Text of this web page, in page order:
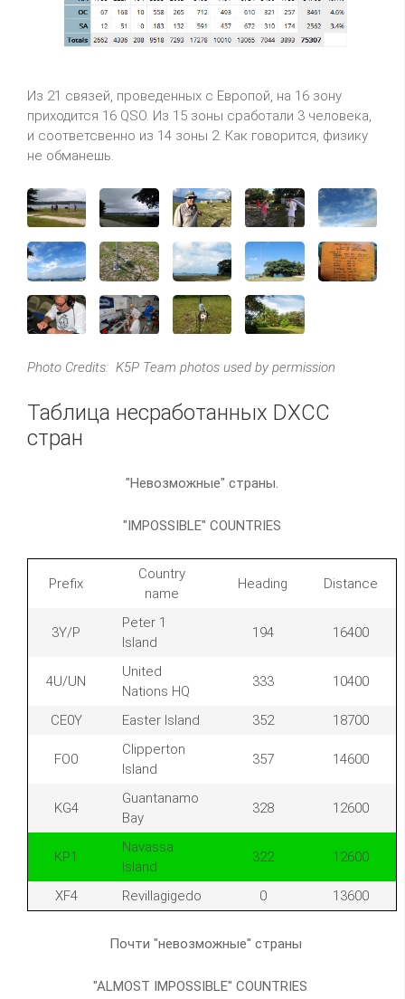
Из 21 связей, проведенных с Европой, на 16 зону
приходится 16 QSO. Из 15 зоны сработали 3 человека,
и соответсвенно из 14 зоны 2. Как говорится, физику
не обманешь.
Photo Credits: K5P Team photos used by permission
Таблица несработанных DXCC
стран
"Невозможные" страны.
"IMPOSSIBLE" COUNTRIES
Prefix
Country
name
Heading Distance
3Y/P
Peter 1
Island
194 16400
4U/UN
United
Nations HQ
333 10400
CE0Y Easter Island 352 18700
FO0
Clipperton
Island
357 14600
KG4
Guantanamo
Bay
328 12600
KP1
Navassa
Island
322 12600
XF4 Revillagigedo 0 13600
Почти "невозможные" страны
"ALMOST IMPOSSIBLE" COUNTRIES